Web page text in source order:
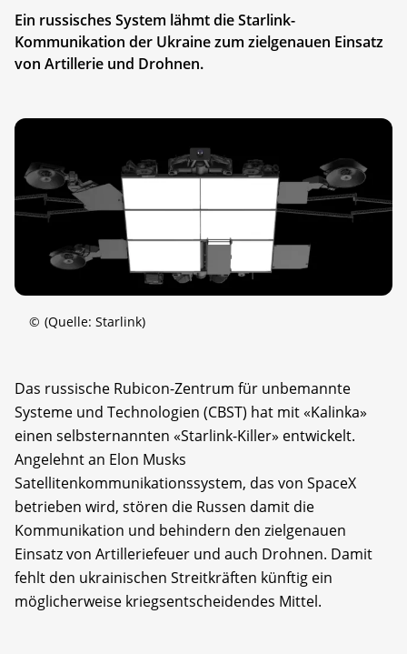
Ein russisches System lähmt die Starlink-
Kommunikation der Ukraine zum zielgenauen Einsatz
von Artillerie und Drohnen.
© (Quelle: Starlink)
Das russische Rubicon-Zentrum für unbemannte
Systeme und Technologien (CBST) hat mit «Kalinka»
einen selbsternannten «Starlink-Killer» entwickelt.
Angelehnt an Elon Musks
Satellitenkommunikationssystem, das von SpaceX
betrieben wird, stören die Russen damit die
Kommunikation und behindern den zielgenauen
Einsatz von Artilleriefeuer und auch Drohnen. Damit
fehlt den ukrainischen Streitkräften künftig ein
möglicherweise kriegsentscheidendes Mittel.